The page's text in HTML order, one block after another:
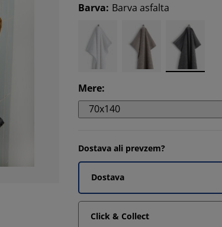
Barva: Barva asfalta
Mere:
70x140
Dostava ali prevzem?
Dostava
Click & Collect
8.333333333333332%